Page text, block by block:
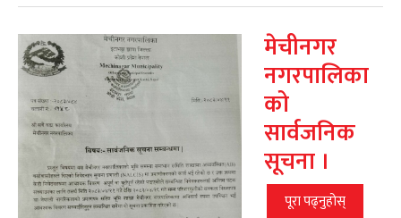
मेचीनगर
नगरपालिका
को
सार्वजनिक
सूचना ।
पूरा पढ्नुहोस्